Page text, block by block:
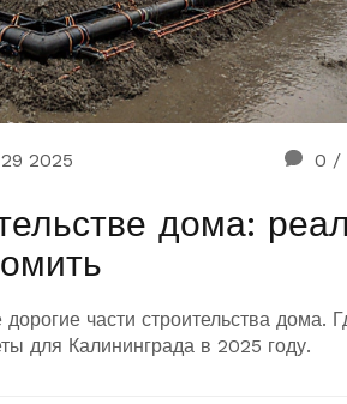
29 2025 0 /
дома:
части строительства дома.
для Калининграда в 2025 году.